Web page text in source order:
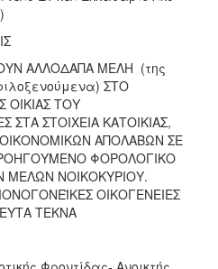
ΑΛΛΟΔΑΠΑ ΜΕΛΗ (της
ΣΤΟ
ΟΙΚΙΑΣ ΤΟΥ
ΣΤΑ ΣΤΟΙΧΕΙΑ ΚΑΤΟΙΚΙΑΣ,
ΟΙΚΟΝΟΜΙΚΩΝ ΑΠΟΛΑΒΩΝ ΣΕ
ΦΟΡΟΛΟΓΙΚΟ
ΝΟΙΚΟΚΥΡΙΟΥ.
ΟΙΚΟΓΕΝΕΙΕΣ
ΤΕΚΝΑ